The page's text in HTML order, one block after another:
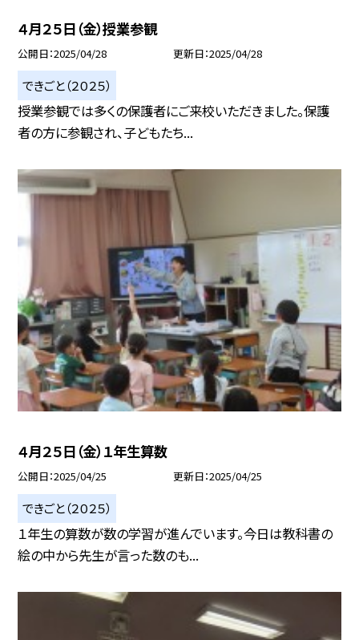
４月２５日（金）授業参観
公開日 2025/04/28 更新日 2025/04/28
できごと（２０２５）
授業参観では多くの保護者にご来校いただきました。保護
者の方に参観され、子どもたち...
４月２５日（金）１年生算数
公開日 2025/04/25 更新日 2025/04/25
できごと（２０２５）
１年生の算数が数の学習が進んでいます。今日は教科書の
絵の中から先生が言った数のも...